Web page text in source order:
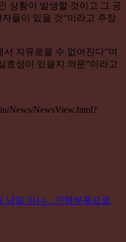
상황이 발생할 것이고 그 공
들이 있을 것”이라고 주장
자유로울 수 없어진다”며
효성이 있을지 의문”이라고
News/NewsView.html?
남일 아냐…인력부족으로